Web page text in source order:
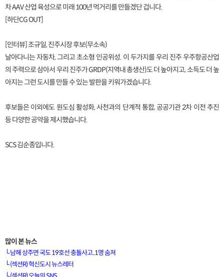
차 AAV 산업 육성으로 미래 100년 먹거리를 만들겠단 겁니다.
[하단CG OUT]
[인터뷰] 조규일, 진주시장 후보(무소속)
날아다니는 자동차, 그리고 초소형 인공위성. 이 두가지를 우리 진주 우주항공산업
의 주력으로 삼아서 우리 진주가 GRDP(지역내 총생산)도 더 높아지고, 소득도 더 높
아지는 그런 도시를 만들 수 있는 발판을 키워가겠습니다.
후보들은 이외에도 원도심 활성화, 사천과의 단계적 통합, 공공기관 2차 이전 추진
등 다양한 공약을 제시했습니다.
SCS 김순종입니다.
많이 본 뉴스
└남해 상주면 국도 19호선 충돌사고..1명 숨져
└(섹션R) 혁신도시 뉴스레터
[VOD공지] 청춘초이스 이용금액 변경 안내